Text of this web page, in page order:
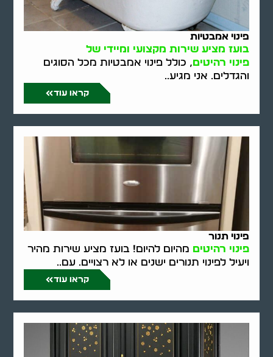
פינוי אמבטיות
בועז מציע שירות מקצועי ומיידי של
פינוי רהיטים, כולל פינוי אמבטיות מכל הסוגים
והגדלים. אני מגיע..
קראו עוד
פינוי תנור
פינוי רהיטים מהיום להיום! בועז מציע שירות מהיר
ויעיל לפינוי תנורים ישנים או לא רצויים. עם..
קראו עוד